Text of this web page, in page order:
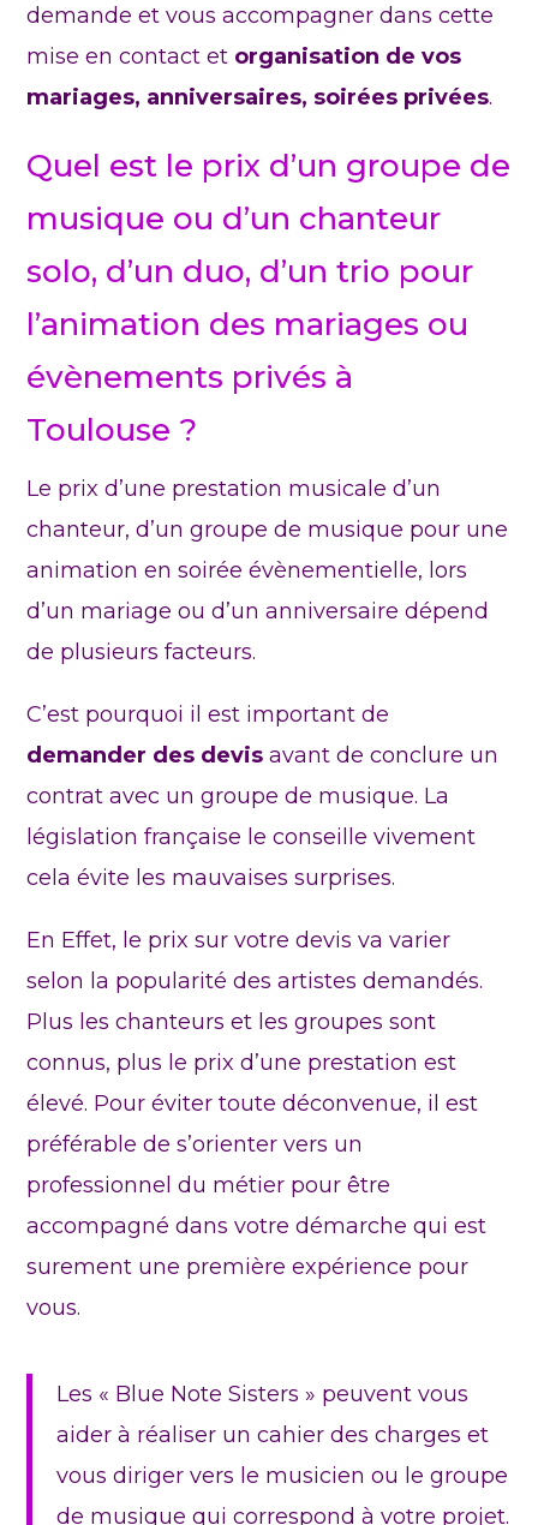
demande et vous accompagner dans cette
mise en contact et organisation de vos
mariages, anniversaires, soirées privées.
Quel est le prix d’un groupe de
musique ou d’un chanteur
solo, d’un duo, d’un trio pour
l’animation des mariages ou
évènements privés à
Toulouse ?
Le prix d’une prestation musicale d’un
chanteur, d’un groupe de musique pour une
animation en soirée évènementielle, lors
d’un mariage ou d’un anniversaire dépend
de plusieurs facteurs.
C’est pourquoi il est important de
demander des devis avant de conclure un
contrat avec un groupe de musique. La
législation française le conseille vivement
cela évite les mauvaises surprises.
En Effet, le prix sur votre devis va varier
selon la popularité des artistes demandés.
Plus les chanteurs et les groupes sont
connus, plus le prix d’une prestation est
élevé. Pour éviter toute déconvenue, il est
préférable de s’orienter vers un
professionnel du métier pour être
accompagné dans votre démarche qui est
surement une première expérience pour
vous.
Les « Blue Note Sisters » peuvent vous
aider à réaliser un cahier des charges et
vous diriger vers le musicien ou le groupe
de musique qui correspond à votre projet.